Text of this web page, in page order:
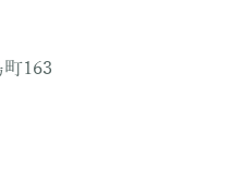
163